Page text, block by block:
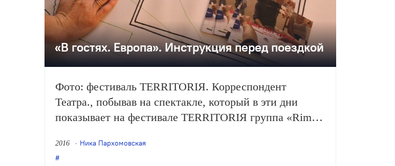
«В гостях. Европа». Инструкция перед поездкой
Фото: фестиваль TERRITORIЯ. Корреспондент
Театра., побывав на спектакле, который в эти дни
показывает на фестивале TERRITORIЯ группа «Rimini
потратить время с пользой.
2016 Ника Пархомовская